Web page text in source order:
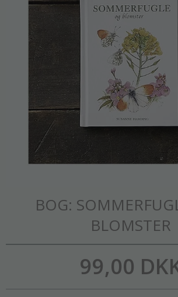
BOG:
BLOMSTER
99,00